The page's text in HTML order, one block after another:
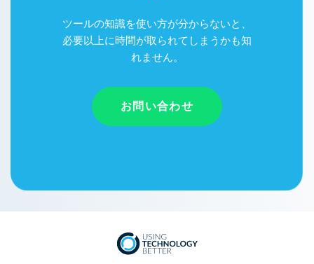
ツールの知識を使い方が分からないと、
必要以上に時間が取られてしまうかも知
れません。
お問い合わせ